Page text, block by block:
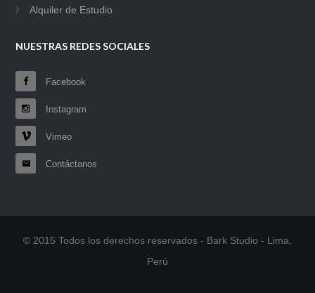
Alquiler de Estudio
NUESTRAS REDES SOCIALES
Facebook
Instagram
Vimeo
Contáctanos
© 2015 Todos los derechos reservados - Bark Studio - Lima,
Perú